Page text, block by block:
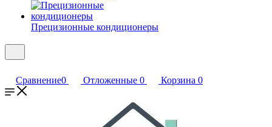
Прецизионные кондиционеры
Сравнение0 Отложенные 0 Корзина 0